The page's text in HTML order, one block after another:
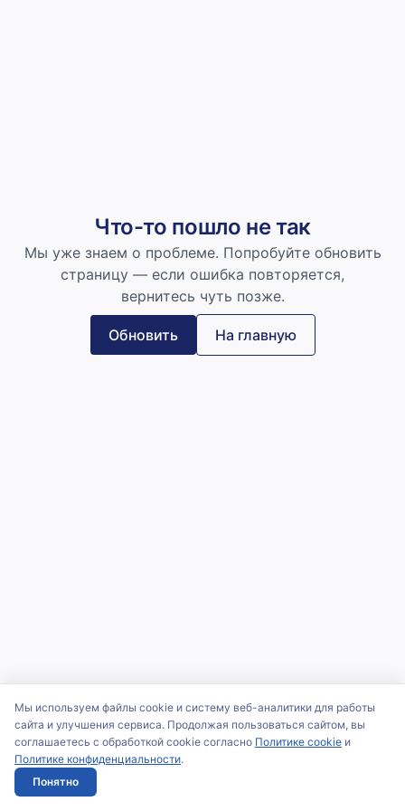
Что-то пошло не так
Мы уже знаем о проблеме. Попробуйте обновить
страницу — если ошибка повторяется,
вернитесь чуть позже.
Обновить На главную
Мы используем файлы cookie и систему веб-аналитики для работы
сайта и улучшения сервиса. Продолжая пользоваться сайтом, вы
соглашаетесь с обработкой cookie согласно Политике cookie и
Политике конфиденциальности.
Понятно